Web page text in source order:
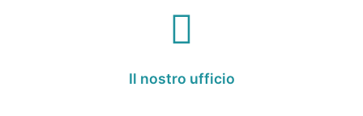
Il nostro ufficio